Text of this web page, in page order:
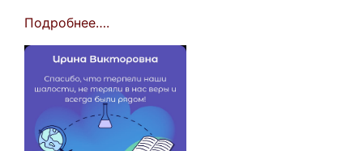
Подробнее….